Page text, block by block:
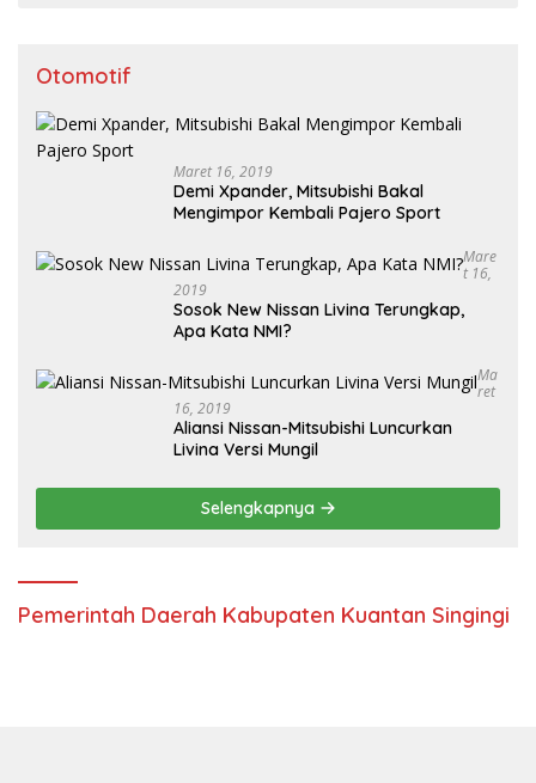
Otomotif
Maret 16, 2019
Demi Xpander, Mitsubishi Bakal
Mengimpor Kembali Pajero Sport
Mare
T 16,
2019
Sosok New Nissan Livina Terungkap,
Apa Kata NMI?
Ma
Ret
16, 2019
Aliansi Nissan-Mitsubishi Luncurkan
Livina Versi Mungil
Selengkapnya
Pemerintah Daerah Kabupaten Kuantan Singingi